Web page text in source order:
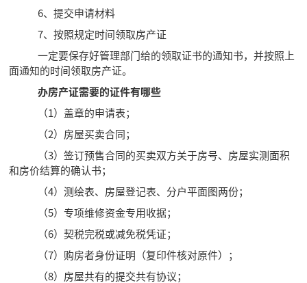
6、提交申请材料
7、按照规定时间领取房产证
一定要保存好管理部门给的领取证书的通知书，并按照上
面通知的时间领取房产证。
办房产证需要的证件有哪些
（1）盖章的申请表；
（2）房屋买卖合同；
（3）签订预售合同的买卖双方关于房号、房屋实测面积
和房价结算的确认书；
（4）测绘表、房屋登记表、分户平面图两份；
（5）专项维修资金专用收据；
（6）契税完税或减免税凭证；
（7）购房者身份证明（复印件核对原件）；
（8）房屋共有的提交共有协议；